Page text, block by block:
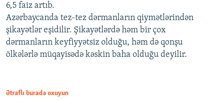
6,5 faiz artıb.
Azərbaycanda tez-tez dərmanların qiymətlərindən
şikayətlər eşidilir. Şikayətlərdə həm bir çox
dərmanların keyfiyyətsiz olduğu, həm də qonşu
ölkələrlə müqayisədə kəskin baha olduğu deyilir.
Ətraflı burada oxuyun